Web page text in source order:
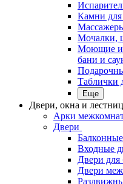
Камни
Мочалки,
Моющие и
бани и
Таблички
Еще
Двери, окна и
Арки
Двери
Входные
Двери для
Двери